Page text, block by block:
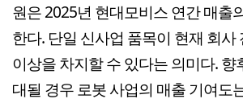
원은 2025년 현대모비스 연간 매출
한다. 단일 신사업 품목이 현재 회사
이상을 차지할 수 있다는 의미다. 향
대될 경우 로봇 사업의 매출 기여도